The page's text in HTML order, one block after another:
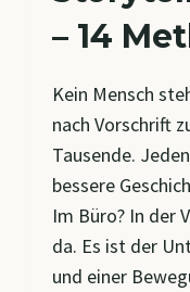
– 14
Kein Mensch
nach Vorschrift
Tausende.
bessere
Im Büro? In der
da. Es ist der
und einer